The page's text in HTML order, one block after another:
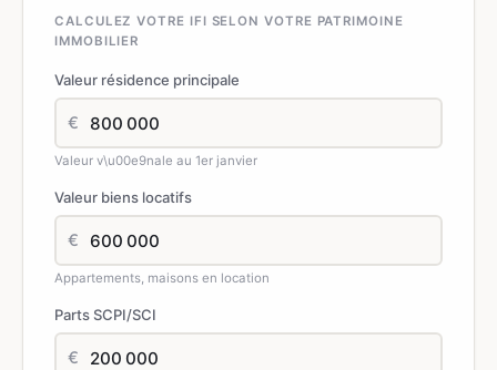
CALCULEZ VOTRE IFI SELON VOTRE PATRIMOINE
IMMOBILIER
Valeur résidence principale
€
Valeur v\u00e9nale au 1er janvier
Valeur biens locatifs
€
Appartements, maisons en location
Parts SCPI/SCI
€